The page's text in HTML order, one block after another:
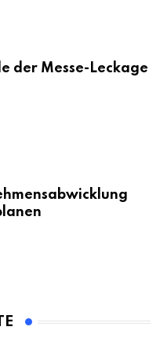
der Messe-Leckage